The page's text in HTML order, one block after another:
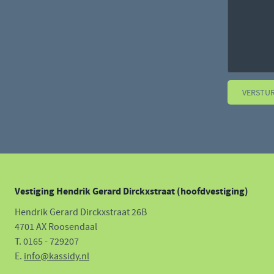
Vestiging Hendrik Gerard Dirckxstraat (hoofdvestiging)
Hendrik Gerard Dirckxstraat 26B
4701 AX Roosendaal
T. 0165 - 729207
E. info@kassidy.nl